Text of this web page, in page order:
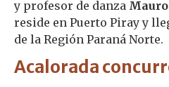
y profesor de danza
reside en Puerto Piray y
de la Región Paraná Norte.
Acalorada